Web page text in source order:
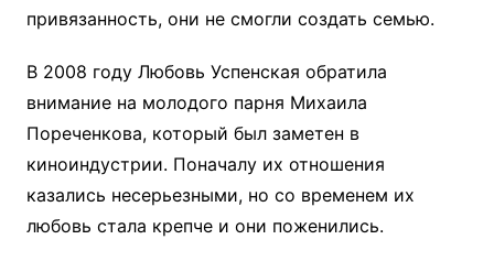
привязанность, они не смогли создать семью.
В 2008 году Любовь Успенская обратила
внимание на молодого парня Михаила
Пореченкова, который был заметен в
киноиндустрии. Поначалу их отношения
казались несерьезными, но со временем их
любовь стала крепче и они поженились.